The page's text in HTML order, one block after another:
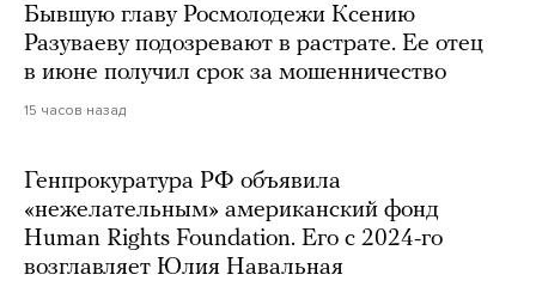
Бывшую главу Росмолодежи Ксению
Разуваеву подозревают в растрате. Ее отец
в июне получил срок за мошенничество
15 часов назад
Генпрокуратура РФ объявила
«нежелательным» американский фонд
Human Rights Foundation. Его с 2024-го
возглавляет Юлия Навальная